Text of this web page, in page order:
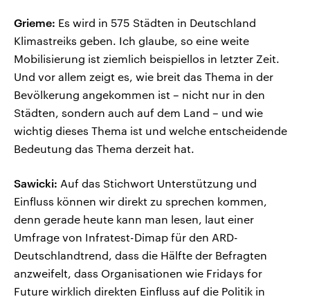
Grieme: Es wird in 575 Städten in Deutschland
Klimastreiks geben. Ich glaube, so eine weite
Mobilisierung ist ziemlich beispiellos in letzter Zeit.
Und vor allem zeigt es, wie breit das Thema in der
Bevölkerung angekommen ist – nicht nur in den
Städten, sondern auch auf dem Land – und wie
wichtig dieses Thema ist und welche entscheidende
Bedeutung das Thema derzeit hat.
Sawicki: Auf das Stichwort Unterstützung und
Einfluss können wir direkt zu sprechen kommen,
denn gerade heute kann man lesen, laut einer
Umfrage von Infratest-Dimap für den ARD-
Deutschlandtrend, dass die Hälfte der Befragten
anzweifelt, dass Organisationen wie Fridays for
Future wirklich direkten Einfluss auf die Politik in